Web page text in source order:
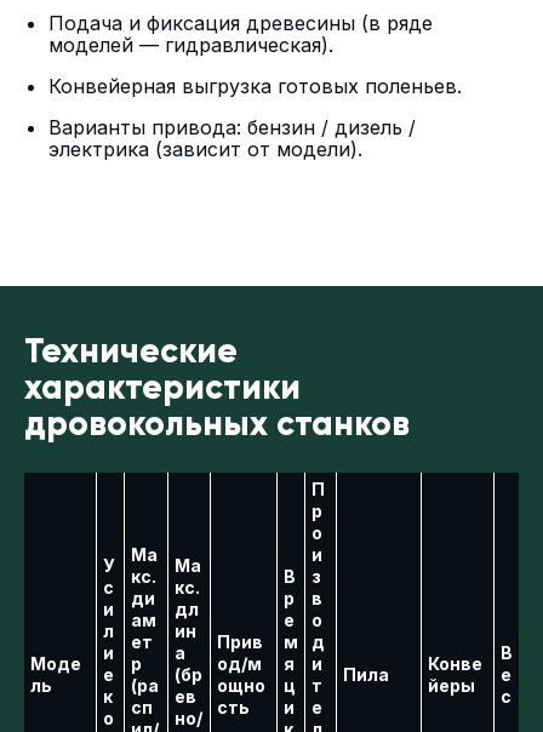
Подача и фиксация древесины (в ряде
моделей — гидравлическая).
Конвейерная выгрузка готовых поленьев.
Варианты привода: бензин / дизель /
электрика (зависит от модели).
Технические
характеристики
дровокольных станков
Моде
ль
У
с
и
л
и
е
к
о
Ма
кс.
ди
ам
ет
р
(ра
сп
Ма
кс.
дл
ин
а
(бр
ев
но/
Прив
од/м
ощно
сть
В
р
е
м
я
ц
и
П
р
о
и
з
в
о
д
и
т
е
Пила
Конве
йеры
В
е
с